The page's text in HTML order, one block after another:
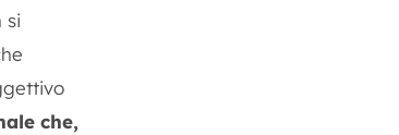
si
che,